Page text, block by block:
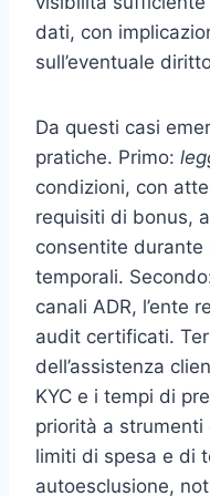
dati, con
sull’eventuale
Da questi casi
pratiche. Primo:
condizioni, con
requisiti di bonus,
consentite durante
temporali.
canali ADR, l’ente
audit certificati.
dell’assistenza
KYC e i tempi di
priorità a strumenti
limiti di spesa e di
autoesclusione,